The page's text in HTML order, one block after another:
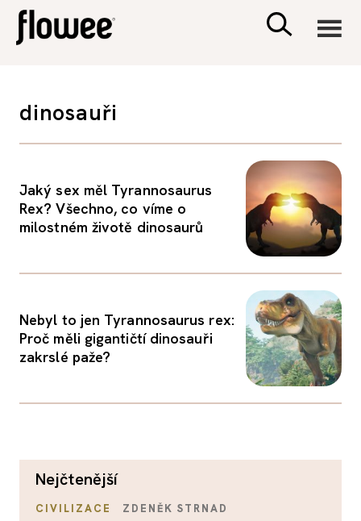
PSYCHOLOGIE
RODINA A DĚTI
PORADNA
dinosauři
Jaký sex měl Tyrannosaurus
Rex? Všechno, co víme o
milostném životě dinosaurů
Nebyl to jen Tyrannosaurus rex:
Proč měli gigantičtí dinosauři
zakrslé paže?
nejčtenější
CIVILIZACE ZDENĚK STRNAD